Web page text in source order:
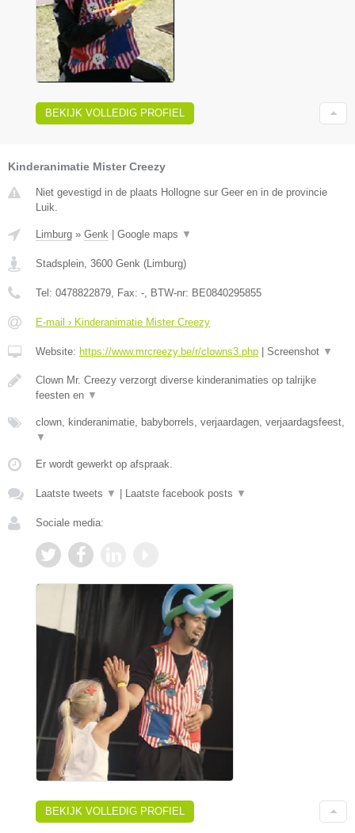
BEKIJK VOLLEDIG PROFIEL
Kinderanimatie Mister Creezy
Niet gevestigd in de plaats Hollogne sur Geer en in de provincie
Luik.
Limburg » Genk Google maps ▼
Stadsplein, 3600 Genk (Limburg)
Tel: 0478822879, Fax: -, BTW-nr: BE0840295855
E-mail › Kinderanimatie Mister Creezy
Website: https://www.mrcreezy.be/r/clowns3.php Screenshot ▼
Clown Mr. Creezy verzorgt diverse kinderanimaties op talrijke
feesten en ▼
clown, kinderanimatie, babyborrels, verjaardagen, verjaardagsfeest,
▼
Er wordt gewerkt op afspraak.
Laatste tweets ▼ Laatste facebook posts ▼
Sociale media:
BEKIJK VOLLEDIG PROFIEL